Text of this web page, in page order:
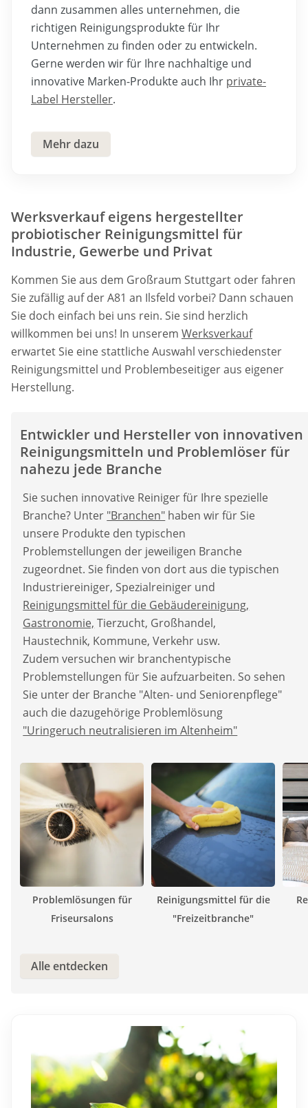
dann zusammen alles unternehmen, die
richtigen Reinigungsprodukte für Ihr
Unternehmen zu finden oder zu entwickeln.
Gerne werden wir für Ihre nachhaltige und
innovative Marken-Produkte auch Ihr private-
Label Hersteller.
Mehr dazu
Werksverkauf eigens hergestellter
probiotischer Reinigungsmittel für
Industrie, Gewerbe und Privat
Kommen Sie aus dem Großraum Stuttgart oder fahren
Sie zufällig auf der A81 an Ilsfeld vorbei? Dann schauen
Sie doch einfach bei uns rein. Sie sind herzlich
willkommen bei uns! In unserem Werksverkauf
erwartet Sie eine stattliche Auswahl verschiedenster
Reinigungsmittel und Problembeseitiger aus eigener
Herstellung.
Entwickler und Hersteller von innovativen
Reinigungsmitteln und Problemlöser für
nahezu jede Branche
Sie suchen innovative Reiniger für Ihre spezielle
Branche? Unter "Branchen" haben wir für Sie
unsere Produkte den typischen
Problemstellungen der jeweiligen Branche
zugeordnet. Sie finden von dort aus die typischen
Industriereiniger, Spezialreiniger und
Reinigungsmittel für die Gebäudereinigung,
Gastronomie, Tierzucht, Großhandel,
Haustechnik, Kommune, Verkehr usw.
Zudem versuchen wir branchentypische
Problemstellungen für Sie aufzuarbeiten. So sehen
Sie unter der Branche "Alten- und Seniorenpflege"
auch die dazugehörige Problemlösung
"Uringeruch neutralisieren im Altenheim"
Problemlösungen für
Friseursalons
Reinigungsmittel für die
"Freizeitbranche"
Alle entdecken